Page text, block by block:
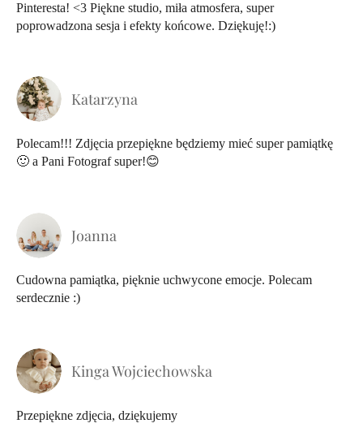
Pinteresta! <3 Piękne studio, miła atmosfera, super
poprowadzona sesja i efekty końcowe. Dziękuję!:)
Katarzyna
Polecam!!! Zdjęcia przepiękne będziemy mieć super pamiątkę
🙂 a Pani Fotograf super!😊
Joanna
Cudowna pamiątka, pięknie uchwycone emocje. Polecam
serdecznie :)
Kinga Wojciechowska
Przepiękne zdjęcia, dziękujemy